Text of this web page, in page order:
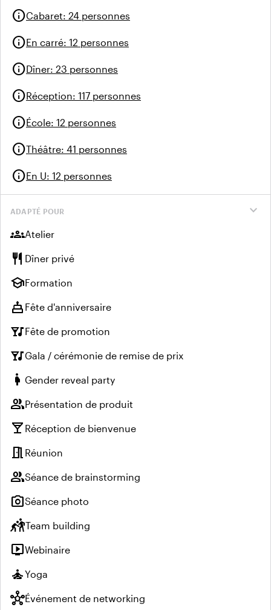
infoCabaret: 24 personnes
infoEn carré: 12 personnes
infoDîner: 23 personnes
infoRéception: 117 personnes
infoÉcole: 12 personnes
infoThéâtre: 41 personnes
infoEn U: 12 personnes
expand_more
ADAPTÉ POUR
groupsAtelier
restaurant Dîner privé
schoolFormation
cake Fête d'anniversaire
nightlifeFête de promotion
nightlifeGala / cérémonie de remise de prix
pregnant_woman Gender reveal party
groupPrésentation de produit
local_bar Réception de bienvenue
meeting_room Réunion
groupSéance de brainstorming
photo_cameraSéance photo
sports_kabaddiTeam building
live_tvWebinaire
self_improvementYoga
hubÉvénement de networking